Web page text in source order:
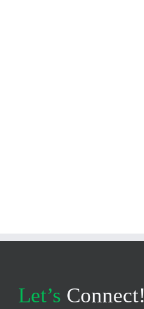
Let’s Connect!